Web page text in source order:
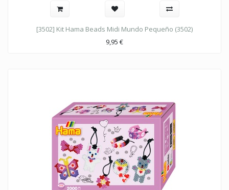
[3502] Kit Hama Beads Midi Mundo Pequeño (3502)
9,95 €